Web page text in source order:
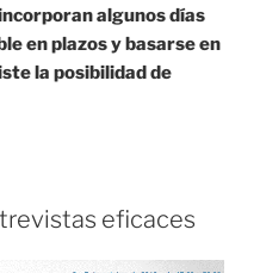
algunos días
en plazos y basarse en
la posibilidad de
eficaces